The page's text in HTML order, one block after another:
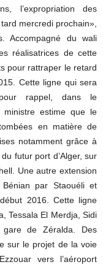
l’expropriation des
mercredi prochain»,
Accompagné du wali
réalisatrices de cette
pour rattraper le retard
Cette ligne qui sera
rappel, dans le
ministre estime que le
en matière de
notamment grâce à
futur port d’Alger, sur
Une autre extension
par Staouéli et
2016. Cette ligne
Tessala El Merdja, Sidi
de Zéralda. Des
sur le projet de la voie
vers l’aéroport